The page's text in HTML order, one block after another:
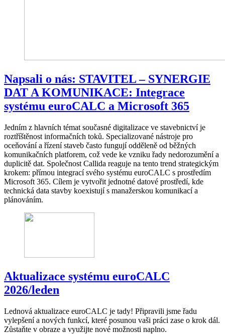
Napsali o nás: STAVITEL – SYNERGIE
DAT A KOMUNIKACE: Integrace
systému euroCALC a Microsoft 365
Jedním z hlavních témat současné digitalizace ve stavebnictví je
roztříštěnost informačních toků. Specializované nástroje pro
oceňování a řízení staveb často fungují odděleně od běžných
komunikačních platforem, což vede ke vzniku řady nedorozumění a
duplicitě dat. Společnost Callida reaguje na tento trend strategickým
krokem: přímou integrací svého systému euroCALC s prostředím
Microsoft 365. Cílem je vytvořit jednotné datové prostředí, kde
technická data stavby koexistují s manažerskou komunikací a
plánováním.
Aktualizace systému euroCALC
2026/leden
Lednová aktualizace euroCALC je tady! Připravili jsme řadu
vylepšení a nových funkcí, které posunou vaši práci zase o krok dál.
Zůstaňte v obraze a využijte nové možnosti naplno.